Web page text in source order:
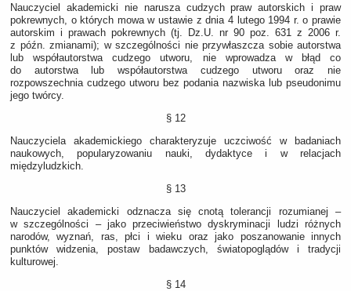
Nauczyciel akademicki nie narusza cudzych praw autorskich i praw
pokrewnych, o których mowa w ustawie z dnia 4 lutego 1994 r. o prawie
autorskim i prawach pokrewnych (tj. Dz.U. nr 90 poz. 631 z 2006 r.
z późn. zmianami); w szczególności nie przywłaszcza sobie autorstwa
lub współautorstwa cudzego utworu, nie wprowadza w błąd co
do autorstwa lub współautorstwa cudzego utworu oraz nie
rozpowszechnia cudzego utworu bez podania nazwiska lub pseudonimu
jego twórcy.
§ 12
Nauczyciela akademickiego charakteryzuje uczciwość w badaniach
naukowych, popularyzowaniu nauki, dydaktyce i w relacjach
międzyludzkich.
§ 13
Nauczyciel akademicki odznacza się cnotą tolerancji rozumianej –
w szczególności – jako przeciwieństwo dyskryminacji ludzi różnych
narodów, wyznań, ras, płci i wieku oraz jako poszanowanie innych
punktów widzenia, postaw badawczych, światopoglądów i tradycji
kulturowej.
§ 14